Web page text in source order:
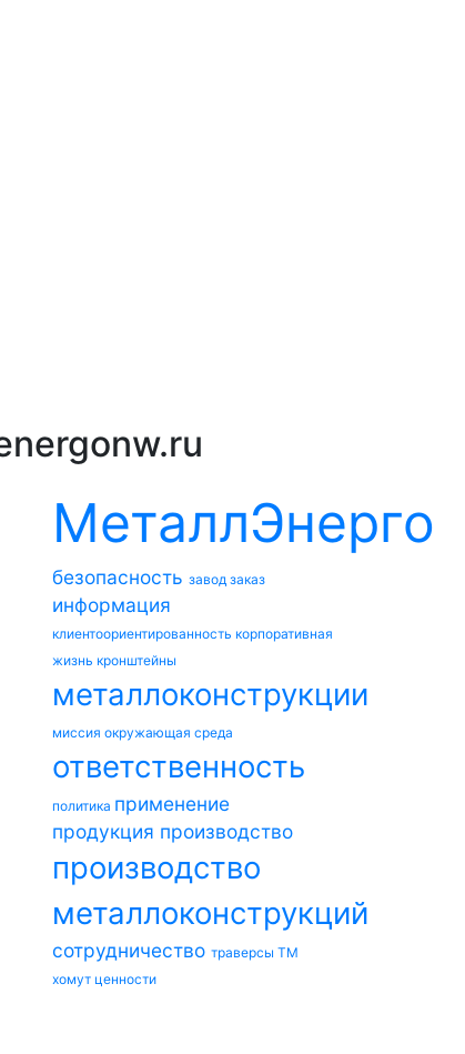
МеталлЭнерго
безопасность завод заказ
информация
клиентоориентированность корпоративная
жизнь кронштейны
металлоконструкции
миссия окружающая среда
ответственность
политика применение
продукция производство
производство
металлоконструкций
сотрудничество траверсы ТМ
хомут ценности